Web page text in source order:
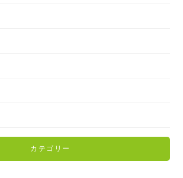
カテゴリー